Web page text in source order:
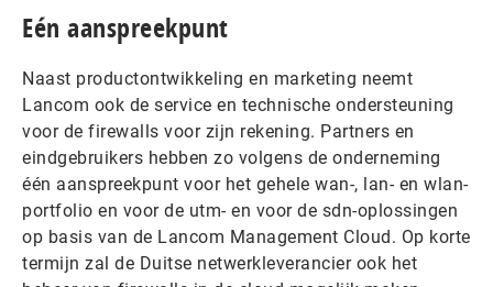
Eén aanspreekpunt
Naast productontwikkeling en marketing neemt
Lancom ook de service en technische ondersteuning
voor de firewalls voor zijn rekening. Partners en
eindgebruikers hebben zo volgens de onderneming
één aanspreekpunt voor het gehele wan-, lan- en wlan-
portfolio en voor de utm- en voor de sdn-oplossingen
op basis van de Lancom Management Cloud. Op korte
termijn zal de Duitse netwerkleverancier ook het